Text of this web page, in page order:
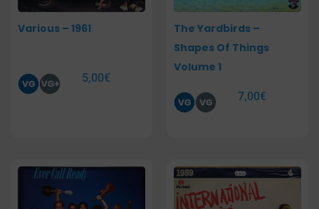
Various – 1961
5,00€
The Yardbirds –
Shapes Of Things
Volume 1
7,00€